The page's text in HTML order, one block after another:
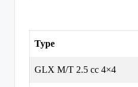
Type
GLX M/T 2.5 cc 4×4